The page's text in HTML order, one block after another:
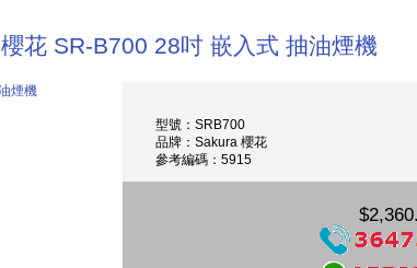
櫻花 SR-B700 28吋 嵌入式 抽油煙機
型號：SRB700
品牌：Sakura 櫻花
參考編碼：5915